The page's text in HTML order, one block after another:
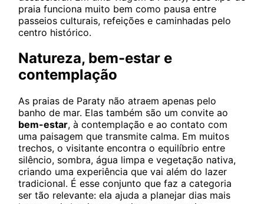
praia funciona muito bem como pausa entre
passeios culturais, refeições e caminhadas pelo
centro histórico.
Natureza, bem-estar e
contemplação
As praias de Paraty não atraem apenas pelo
banho de mar. Elas também são um convite ao
bem-estar, à contemplação e ao contato com
uma paisagem que transmite calma. Em muitos
trechos, o visitante encontra o equilíbrio entre
silêncio, sombra, água limpa e vegetação nativa,
criando uma experiência que vai além do lazer
tradicional. É esse conjunto que faz a categoria
ser tão relevante: ela ajuda a planejar dias mais